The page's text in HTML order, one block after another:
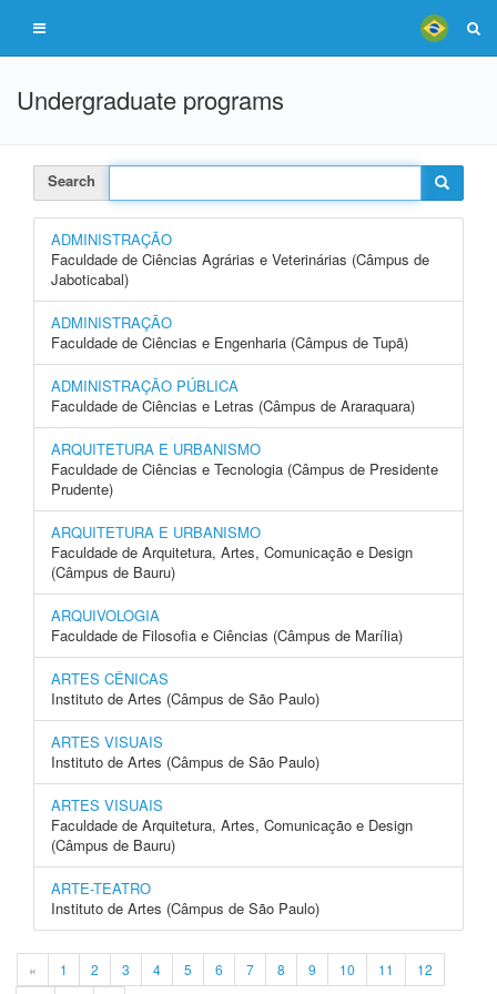
Undergraduate programs
Search
ADMINISTRAÇÃO
Faculdade de Ciências Agrárias e Veterinárias (Câmpus de
Jaboticabal)
ADMINISTRAÇÃO
Faculdade de Ciências e Engenharia (Câmpus de Tupã)
ADMINISTRAÇÃO PÚBLICA
Faculdade de Ciências e Letras (Câmpus de Araraquara)
ARQUITETURA E URBANISMO
Faculdade de Ciências e Tecnologia (Câmpus de Presidente
Prudente)
ARQUITETURA E URBANISMO
Faculdade de Arquitetura, Artes, Comunicação e Design
(Câmpus de Bauru)
ARQUIVOLOGIA
Faculdade de Filosofia e Ciências (Câmpus de Marília)
ARTES CÊNICAS
Instituto de Artes (Câmpus de São Paulo)
ARTES VISUAIS
Instituto de Artes (Câmpus de São Paulo)
ARTES VISUAIS
Faculdade de Arquitetura, Artes, Comunicação e Design
(Câmpus de Bauru)
ARTE-TEATRO
Instituto de Artes (Câmpus de São Paulo)
« 1 2 3 4 5 6 7 8 9 10 11
12